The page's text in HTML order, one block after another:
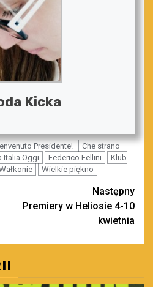
Kicka
Presidente!
Che strano
Italia Oggi Federico Fellini
Klub
Wielkie piękno
Następny
Premiery w Heliosie 4-10
kwietnia